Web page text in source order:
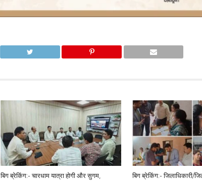
बिग ब्रेकिंग:- चारधाम यात्रा होगी और सुगम, बिग ब्रेकिंग:- जिलाधिकारी/